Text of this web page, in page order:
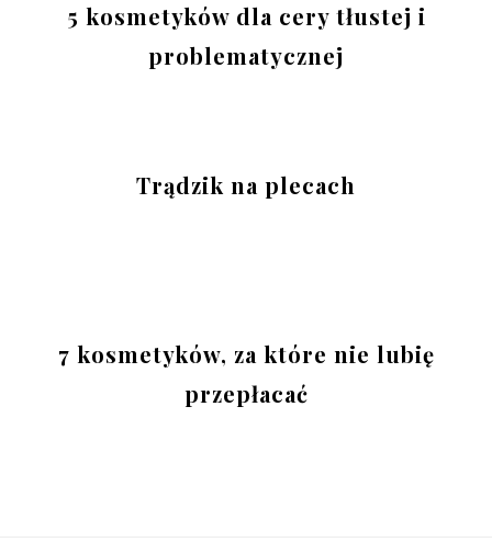
5 kosmetyków dla cery tłustej i
problematycznej
Trądzik na plecach
7 kosmetyków, za które nie lubię
przepłacać